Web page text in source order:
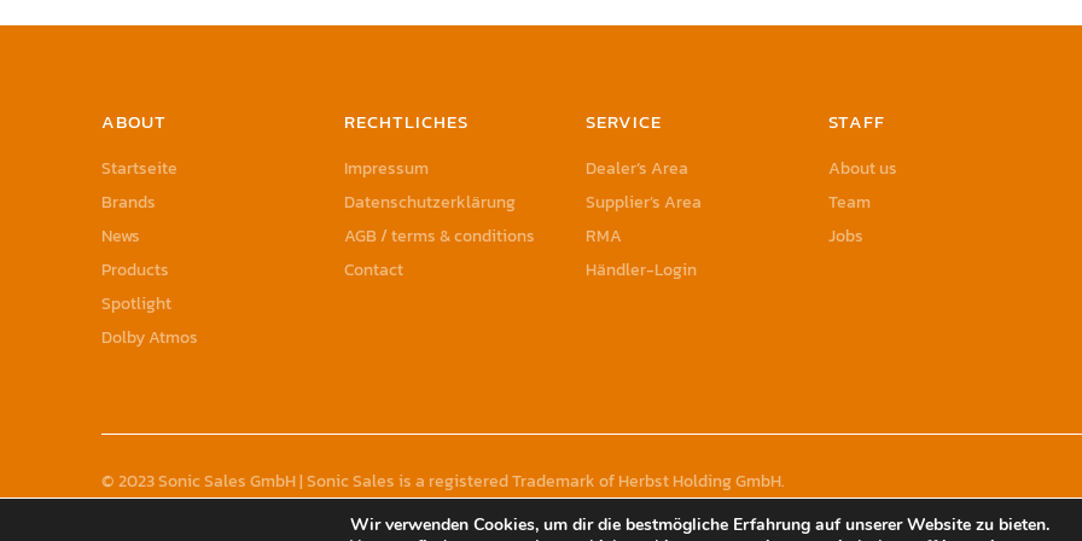
ABOUT
Startseite
Brands
News
Products
Spotlight
Dolby Atmos
RECHTLICHES
Impressum
Datenschutzerklärung
AGB / terms & conditions
Contact
SERVICE
Dealer’s Area
Supplier’s Area
RMA
Händler-Login
STAFF
About us
Team
Jobs
© 2023 Sonic Sales GmbH | Sonic Sales is a registered Trademark of Herbst Holding GmbH
Wir verwenden Cookies, um dir die bestmögliche Erfahrung auf unserer Website zu bieten.